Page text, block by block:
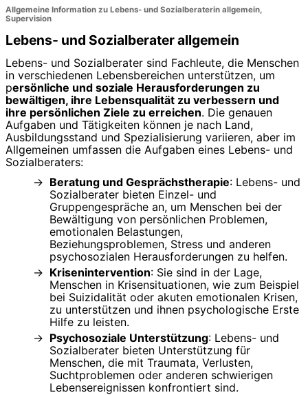
Allgemeine Information zu Lebens- und Sozialberaterin allgemein,
Supervision
Lebens- und Sozialberater allgemein
Lebens- und Sozialberater sind Fachleute, die Menschen
in verschiedenen Lebensbereichen unterstützen, um
persönliche und soziale Herausforderungen zu
bewältigen, ihre Lebensqualität zu verbessern und
ihre persönlichen Ziele zu erreichen. Die genauen
Aufgaben und Tätigkeiten können je nach Land,
Ausbildungsstand und Spezialisierung variieren, aber im
Allgemeinen umfassen die Aufgaben eines Lebens- und
Sozialberaters:
Beratung und Gesprächstherapie: Lebens- und
Sozialberater bieten Einzel- und
Gruppengespräche an, um Menschen bei der
Bewältigung von persönlichen Problemen,
emotionalen Belastungen,
Beziehungsproblemen, Stress und anderen
psychosozialen Herausforderungen zu helfen.
Krisenintervention: Sie sind in der Lage,
Menschen in Krisensituationen, wie zum Beispiel
bei Suizidalität oder akuten emotionalen Krisen,
zu unterstützen und ihnen psychologische Erste
Hilfe zu leisten.
Psychosoziale Unterstützung: Lebens- und
Sozialberater bieten Unterstützung für
Menschen, die mit Traumata, Verlusten,
Suchtproblemen oder anderen schwierigen
Lebensereignissen konfrontiert sind.